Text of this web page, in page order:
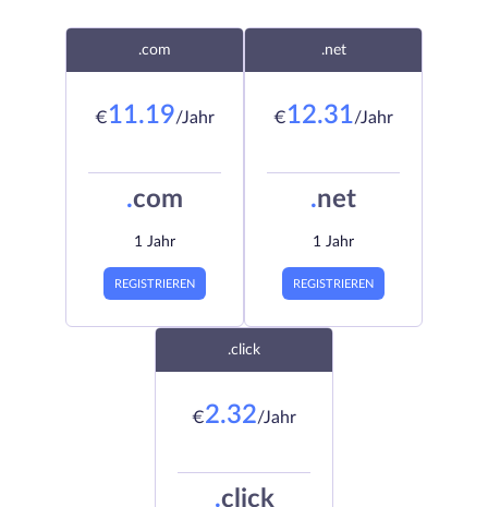
.com
€11.19/Jahr
.com
1 Jahr
REGISTRIEREN
.net
€12.31/Jahr
.net
1 Jahr
REGISTRIEREN
.click
€2.32/Jahr
.click